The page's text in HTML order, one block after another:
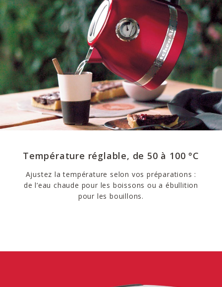
Température réglable, de 50 à 100 °C
Ajustez la température selon vos préparations :
de l’eau chaude pour les boissons ou a ébullition
pour les bouillons.